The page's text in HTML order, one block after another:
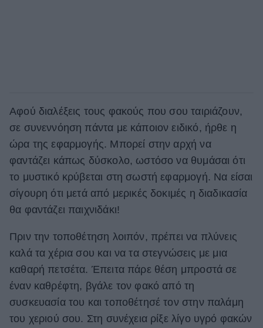
Αφού διαλέξεις τους φακούς που σου ταιριάζουν,
σε συνεννόηση πάντα με κάποιον ειδικό, ήρθε η
ώρα της εφαρμογής. Μπορεί στην αρχή να
φαντάζει κάπως δύσκολο, ωστόσο να θυμάσαι ότι
το μυστικό κρύβεται στη σωστή εφαρμογή. Να είσαι
σίγουρη ότι μετά από μερικές δοκιμές η διαδικασία
θα φαντάζει παιχνιδάκι!
Πριν την τοποθέτηση λοιπόν, πρέπει να πλύνεις
καλά τα χέρια σου και να τα στεγνώσεις με μια
καθαρή πετσέτα. Έπειτα πάρε θέση μπροστά σε
έναν καθρέφτη, βγάλε τον φακό από τη
συσκευασία του και τοποθέτησέ τον στην παλάμη
του χεριού σου. Στη συνέχεια ρίξε λίγο υγρό φακών